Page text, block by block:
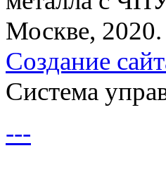
Москве, 2020.
Создание
Система
---